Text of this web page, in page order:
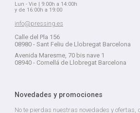
Lun - Vie | 9:00h a 14:00h
y de 16:00h a 19:00
info@pressing.es
Calle del Pla 156
08980 - Sant Feliu de Llobregat Barcelona
Avenida Maresme, 70 bis nave 1
08940 - Cornellá de Llobregat Barcelona
Novedades y promociones
No te pierdas nuestras novedades y ofertas,